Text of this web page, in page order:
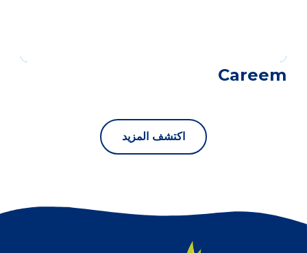
Careem
اكتشف المزيد